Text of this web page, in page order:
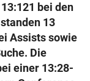
bei den
13
Assists sowie
Die
einer 13:28-